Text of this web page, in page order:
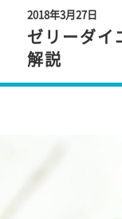
2018年3月27日
ゼリーダイ
解説